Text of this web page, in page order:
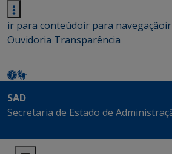
ir para conteúdoir para navegação
Ouvidoria Transparência
SAD
Secretaria de Estado de